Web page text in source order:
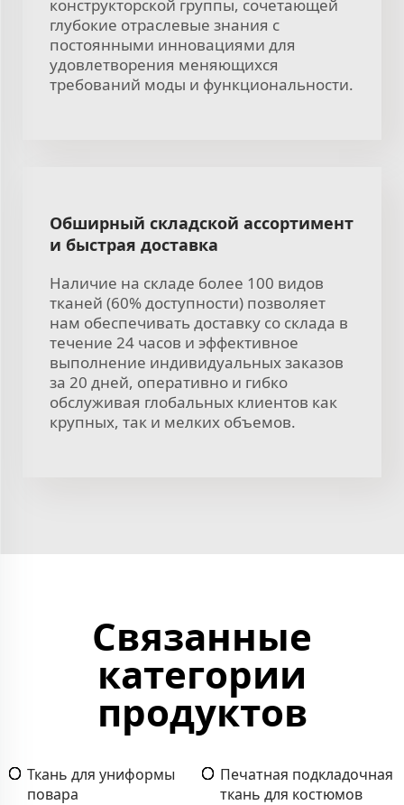
конструкторской группы, сочетающей
глубокие отраслевые знания с
постоянными инновациями для
удовлетворения меняющихся
требований моды и функциональности.
Обширный складской ассортимент
и быстрая доставка
Наличие на складе более 100 видов
тканей (60% доступности) позволяет
нам обеспечивать доставку со склада в
течение 24 часов и эффективное
выполнение индивидуальных заказов
за 20 дней, оперативно и гибко
обслуживая глобальных клиентов как
крупных, так и мелких объемов.
Связанные
категории
продуктов
Ткань для униформы
повара
Печатная подкладочная
ткань для костюмов